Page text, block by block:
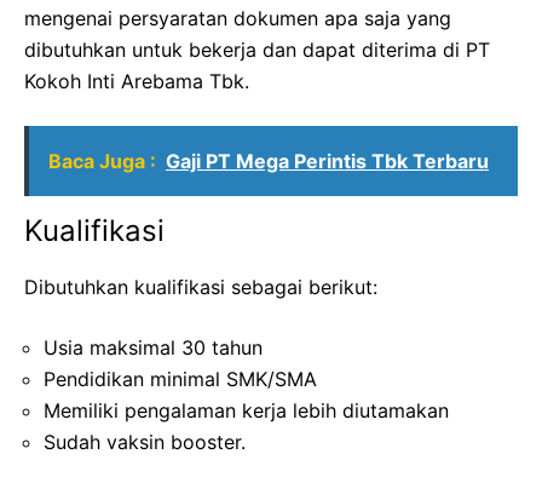
mengenai persyaratan dokumen apa saja yang
dibutuhkan untuk bekerja dan dapat diterima di PT
Kokoh Inti Arebama Tbk.
Baca Juga : Gaji PT Mega Perintis Tbk Terbaru
Kualifikasi
Dibutuhkan kualifikasi sebagai berikut:
Usia maksimal 30 tahun
Pendidikan minimal SMK/SMA
Memiliki pengalaman kerja lebih diutamakan
Sudah vaksin booster.